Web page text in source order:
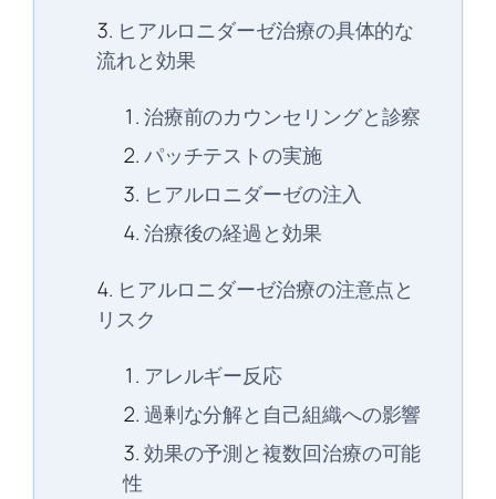
ヒアルロニダーゼ治療の具体的な
流れと効果
治療前のカウンセリングと診察
パッチテストの実施
ヒアルロニダーゼの注入
治療後の経過と効果
ヒアルロニダーゼ治療の注意点と
リスク
アレルギー反応
過剰な分解と自己組織への影響
効果の予測と複数回治療の可能
性